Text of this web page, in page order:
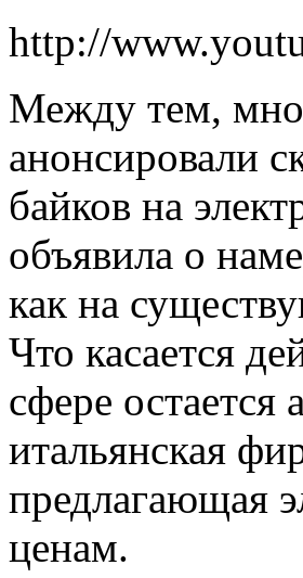
http://
Между тем,
анонсировали
байков на
объявила о
как на
Что касается
сфере остается
итальянская
предлагающая
ценам.